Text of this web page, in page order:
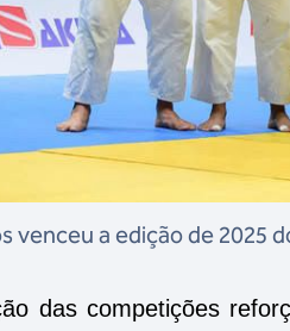
venceu a edição de 2025
das competições